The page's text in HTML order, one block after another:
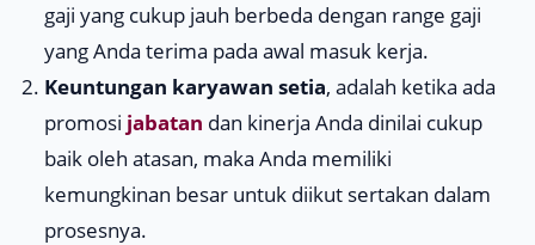
gaji yang cukup jauh berbeda dengan range gaji
yang Anda terima pada awal masuk kerja.
Keuntungan karyawan setia, adalah ketika ada
promosi jabatan dan kinerja Anda dinilai cukup
baik oleh atasan, maka Anda memiliki
kemungkinan besar untuk diikut sertakan dalam
prosesnya.